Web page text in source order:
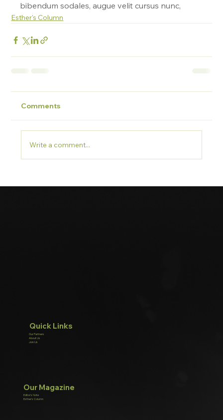
bibendum sodales, augue velit cursus nunc,
Esther's Column
Comments
Write a comment...
Quick Links
Our Partners
About Us
Join Us
Our Magazine
Editor's Note
Esther's Column